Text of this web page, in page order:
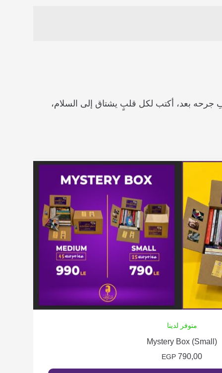
بعد، أكتب لكل قلبٍ يشتاق إلى السلام،
متوفر لدينا
Mystery Box (Small)
790,00
EGP